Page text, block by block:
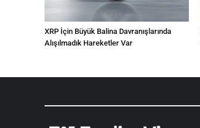
XRP İçin Büyük Balina Davranışlarında
Alışılmadık Hareketler Var